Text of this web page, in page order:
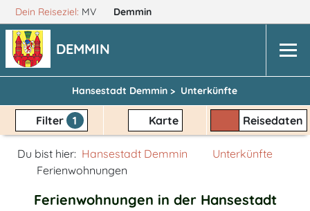
Dein Reiseziel: MV Demmin
DEMMIN
Hansestadt Demmin > Unterkünfte
Filter 1 Karte Reisedaten
Du bist hier: Hansestadt Demmin
Unterkünfte
Ferienwohnungen
Ferienwohnungen in der Hansestadt